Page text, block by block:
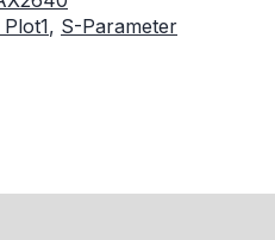
, S-Parameter